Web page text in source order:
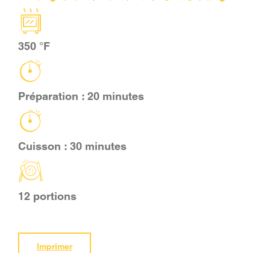
350 °F
Préparation : 20 minutes
Cuisson : 30 minutes
12 portions
Imprimer